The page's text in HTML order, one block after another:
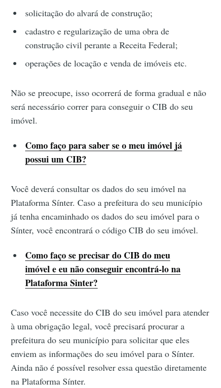
solicitação do alvará de construção;
cadastro e regularização de uma obra de
construção civil perante a Receita Federal;
operações de locação e venda de imóveis etc.
Não se preocupe, isso ocorrerá de forma gradual e não
será necessário correr para conseguir o CIB do seu
imóvel.
Como faço para saber se o meu imóvel já
possui um CIB?
Você deverá consultar os dados do seu imóvel na
Plataforma Sínter. Caso a prefeitura do seu município
já tenha encaminhado os dados do seu imóvel para o
Sínter, você encontrará o código CIB do seu imóvel.
Como faço se precisar do CIB do meu
imóvel e eu não conseguir encontrá-lo na
Plataforma Sinter?
Caso você necessite do CIB do seu imóvel para atender
à uma obrigação legal, você precisará procurar a
prefeitura do seu município para solicitar que eles
enviem as informações do seu imóvel para o Sínter.
Ainda não é possível resolver essa questão diretamente
na Plataforma Sínter.